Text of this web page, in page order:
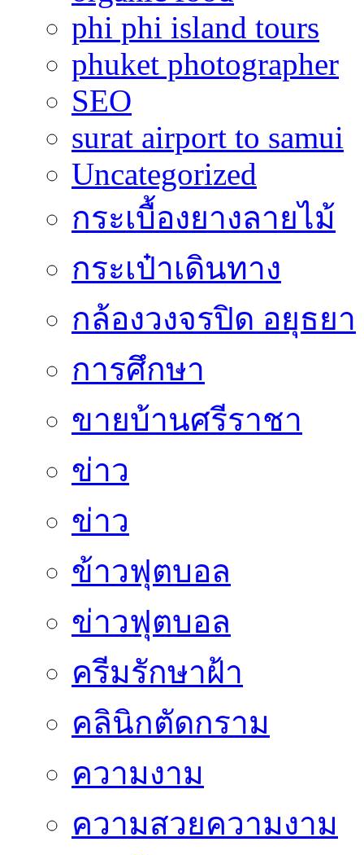
phi phi island tours
phuket photographer
SEO
surat airport to samui
Uncategorized
กระเบื้องยางลายไม้
กระเป๋าเดินทาง
กล้องวงจรปิด อยุธยา
การศึกษา
ขายบ้านศรีราชา
ข่าว
ข่าว
ข้าวฟุตบอล
ข่าวฟุตบอล
ครีมรักษาฝ้า
คลินิกตัดกราม
ความงาม
ความสวยความงาม